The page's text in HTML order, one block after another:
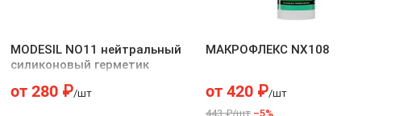
MODESIL NO11 нейтральный
силиконовый герметик
от280 ₽/шт
МАКРОФЛЕКС NX108
от 420₽/шт
443 ₽/шт –5%